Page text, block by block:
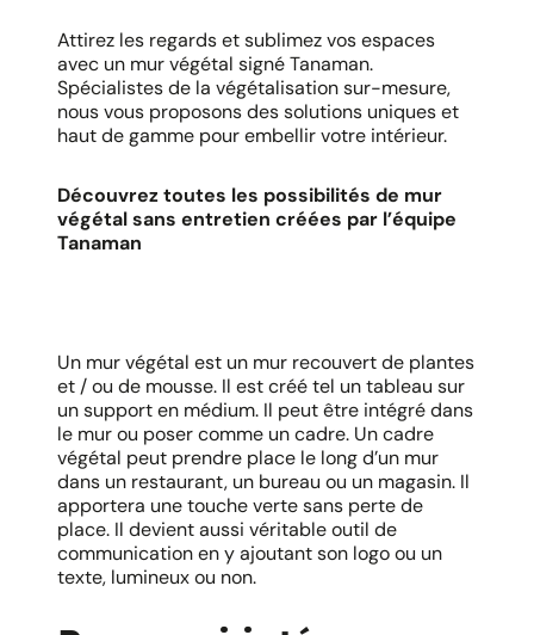
Attirez les regards et sublimez vos espaces
avec un mur végétal signé Tanaman.
Spécialistes de la végétalisation sur-mesure,
nous vous proposons des solutions uniques et
haut de gamme pour embellir votre intérieur. ​
Découvrez toutes les possibilités de mur
végétal sans entretien créées par l’équipe
Tanaman
Un mur végétal est un mur recouvert de plantes
et / ou de mousse. Il est créé tel un tableau sur
un support en médium. Il peut être intégré dans
le mur ou poser comme un cadre. Un cadre
végétal peut prendre place le long d’un mur
dans un restaurant, un bureau ou un magasin. Il
apportera une touche verte sans perte de
place. Il devient aussi véritable outil de
communication en y ajoutant son logo ou un
texte, lumineux ou non.